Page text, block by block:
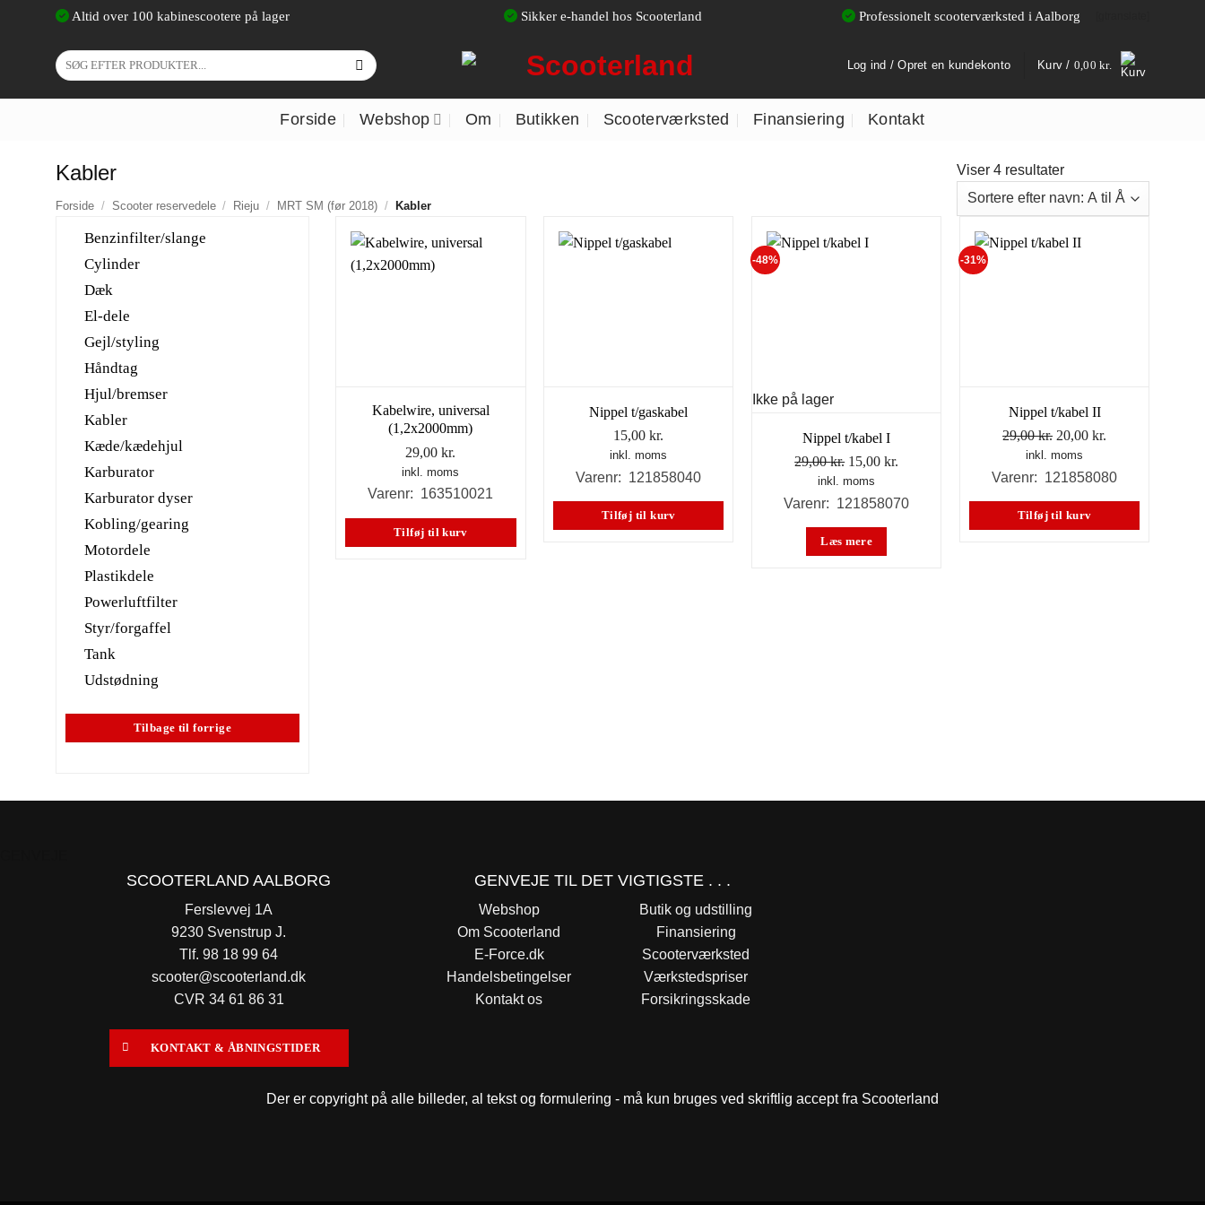
Altid over 100 kabinescootere på lager Sikker e-handel hos Scooterland Professionelt scooterværksted i Aalborg
Søg
efter:
Log ind / Opret en kundekonto Kurv / 0,00kr.
Forside Webshop Om Butikken Scooterværksted Finansiering Kontakt
Kabler
Forside / Scooter reservedele / Rieju / MRT SM (før 2018) / Kabler
Viser 4 resultater
Benzinfilter/slange
Cylinder
Dæk
El-dele
Gejl/styling
Håndtag
Hjul/bremser
Kabler
Kæde/kædehjul
Karburator
Karburator dyser
Kobling/gearing
Motordele
Plastikdele
Powerluftfilter
Styr/forgaffel
Tank
Udstødning
Tilbage til forrige
Kabelwire, universal
(1,2x2000mm)
29,00kr.
inkl. moms
Varenr: 163510021
Tilføj til kurv
Nippel t/gaskabel
15,00kr.
inkl. moms
Varenr: 121858040
Tilføj til kurv
-48%
Ikke på lager
Nippel t/kabel I
29,00kr. Den
oprindelige
pris
var:
29,00 kr..
15,00kr.
pris
inkl. moms
Varenr: 121858070
Læs mere
-31%
Nippel t/kabel II
29,00kr. Den
oprindelige
pris
var:
29,00 kr..
20,00kr.
pris
er:
inkl. moms
Varenr: 121858080
Tilføj til kurv
SCOOTERLAND AALBORG
Ferslevvej 1A
9230 Svenstrup J.
Tlf. 98 18 99 64
scooter@scooterland.dk
CVR 34 61 86 31
KONTAKT & ÅBNINGSTIDER
GENVEJE TIL DET VIGTIGSTE . . .
Webshop
Om Scooterland
E-Force.dk
Handelsbetingelser
Kontakt os
Butik og udstilling
Finansiering
Scooterværksted
Værkstedspriser
Forsikringsskade
Der er copyright på alle billeder, al tekst og formulering - må kun bruges ved skriftlig accept fra Scooterland